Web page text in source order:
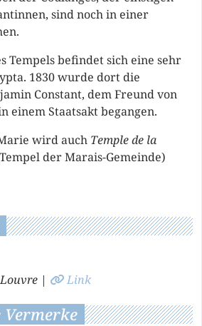
sind noch in einer
Tempels befindet sich eine sehr
1830 wurde dort die
Constant, dem Freund von
einem Staatsakt begangen.
wird auch Temple de la
der Marais-Gemeinde)
| Link
Vermerke